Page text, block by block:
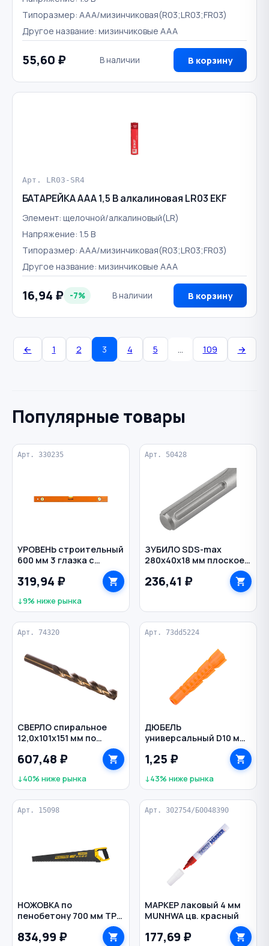
Типоразмер: AAA/мизинчиковая(R03;LR03;FR03)
Другое название: мизинчиковые AAA
55,60 ₽ В наличии В корзину
Арт. LR03-SR4
БАТАРЕЙКА AAA 1,5 В алкалиновая LR03 EKF
Элемент: щелочной/алкалиновый(LR)
Напряжение: 1.5 В
Типоразмер: AAA/мизинчиковая(R03;LR03;FR03)
Другое название: мизинчиковые AAA
16,94 ₽ -7% В наличии В корзину
← 1 2 3 4 5 … 109 →
Популярные товары
Арт. 330235
УРОВЕНЬ строительный
600 мм 3 глазка с
319,94 ₽
↓9% ниже рынка
Арт. 50428
ЗУБИЛО SDS-max
280х40х18 мм плоское
236,41 ₽
Арт. 74320
СВЕРЛО спиральное
12,0х101х151 мм по
Р6М5К5 цилиндр
607,48 ₽
↓40% ниже рынка
Арт. 73dd5224
ДЮБЕЛЬ
универсальный D10 мм
1,25 ₽
↓43% ниже рынка
Арт. 15098
НОЖОВКА по
пенобетону 700 мм TPI 1
закаленный зуб STAYER
834,99 ₽
Арт. 302754/Б0048390
МАРКЕР лаковый 4 мм
MUNHWA цв. красный
177,69 ₽